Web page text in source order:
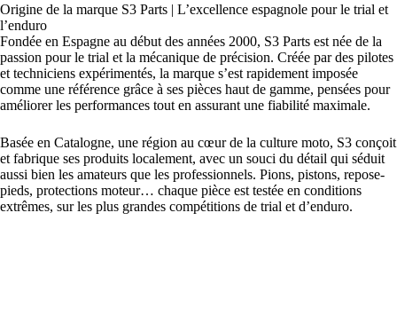
Origine de la marque S3 Parts | L’excellence espagnole pour le trial et
l’enduro
Fondée en Espagne au début des années 2000, S3 Parts est née de la
passion pour le trial et la mécanique de précision. Créée par des pilotes
et techniciens expérimentés, la marque s’est rapidement imposée
comme une référence grâce à ses pièces haut de gamme, pensées pour
améliorer les performances tout en assurant une fiabilité maximale.
Basée en Catalogne, une région au cœur de la culture moto, S3 conçoit
et fabrique ses produits localement, avec un souci du détail qui séduit
aussi bien les amateurs que les professionnels. Pions, pistons, repose-
pieds, protections moteur… chaque pièce est testée en conditions
extrêmes, sur les plus grandes compétitions de trial et d’enduro.